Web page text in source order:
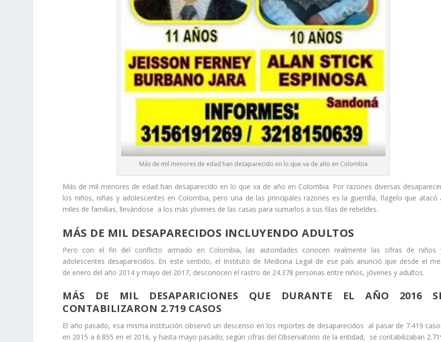
Más de mil menores de edad han desaparecido en lo que va de año en Colombia
Más de mil menores de edad han desaparecido en lo que va de año en Colombia. Por razones diversas
los niños, niñas y adolescentes en Colombia, pero una de las principales razones es la guerrilla, flagelo que atacó
miles de familias, llevándose a los más jóvenes de las casas para sumarlos a sus filas de rebeldes.
MÁS DE MIL DESAPARECIDOS INCLUYENDO ADULTOS
Pero con el fin del conflicto armado en Colombia, las autoridades conocen realmente las cifras de niños
adolescentes desaparecidos. En este sentido, el Instituto de Medicina Legal de ese país anunció que desde el
de enero del año 2014 y mayo del 2017, desconocen el rastro de 24.378 personas entre niños, jóvenes y adultos.
MÁS DE MIL DESAPARICIONES QUE DURANTE EL AÑO 2016
CONTABILIZARON 2.719 CASOS
El año pasado, esa misma institución observó un descenso en los reportes de desaparecidos al pasar de 7.419
en 2015 a 6.855 en el 2016, y hasta mayo pasado; según cifras del Observatorio de la entidad, se contabilizaban